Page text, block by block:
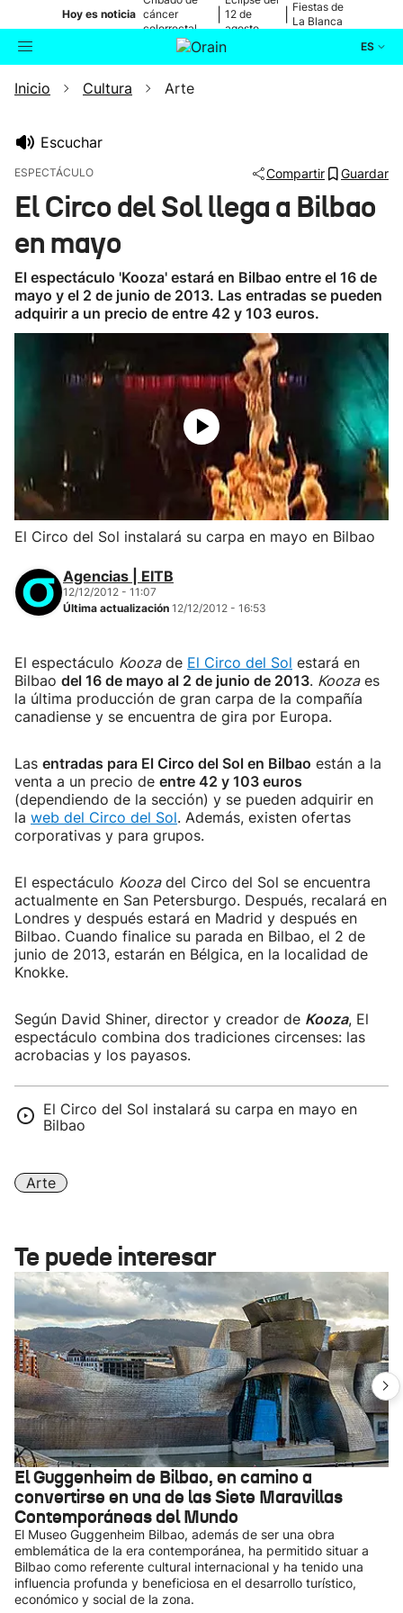
Hoy es noticia cáncer
colorrectal
12 de
agosto
Fiestas de
La Blanca
ES
Buscador Actualidad
Eguraldia
Inicio Cultura Arte
Escuchar
ESPECTÁCULO Compartir Guardar
El Circo del Sol llega a Bilbao
en mayo
El espectáculo 'Kooza' estará en Bilbao entre el 16 de
mayo y el 2 de junio de 2013. Las entradas se pueden
adquirir a un precio de entre 42 y 103 euros.
El Circo del Sol instalará su carpa en mayo en Bilbao
Agencias | EITB
12/12/2012 - 11:07
Última actualización 12/12/2012 - 16:53
El espectáculo Koozade El Circo del Sol estará en
Bilbao del 16 de mayo al 2 de junio de 2013. Koozaes
la última producción de gran carpa de la compañía
canadiense y se encuentra de gira por Europa.
Las entradas para El Circo del Sol en Bilbao están a la
venta a un precio de entre 42 y 103 euros
(dependiendo de la sección) y se pueden adquirir en
la web del Circo del Sol. Además, existen ofertas
corporativas y para grupos.
El espectáculo Koozadel Circo del Sol se encuentra
actualmente en San Petersburgo. Después, recalará en
Londres y después estará en Madrid y después en
Bilbao. Cuando finalice su parada en Bilbao, el 2 de
junio de 2013, estarán en Bélgica, en la localidad de
Knokke.
Según David Shiner, director y creador de Kooza, El
espectáculo combina dos tradiciones circenses: las
acrobacias y los payasos.
El Circo del Sol instalará su carpa en mayo en
Bilbao
Arte
Te puede interesar
El Guggenheim de Bilbao, en camino a
convertirse en una de las Siete Maravillas
Contemporáneas del Mundo
El Museo Guggenheim Bilbao, además de ser una obra
emblemática de la era contemporánea, ha permitido situar a
Bilbao como referente cultural internacional y ha tenido una
influencia profunda y beneficiosa en el desarrollo turístico,
económico y social de la zona.